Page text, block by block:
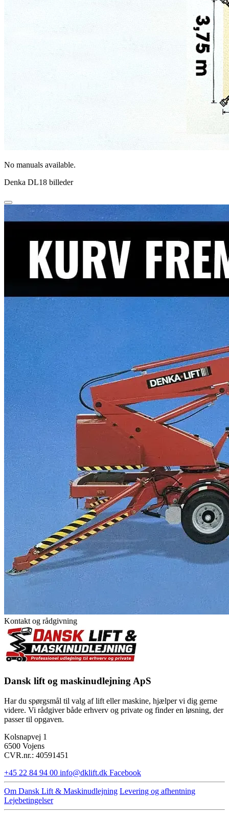
No manuals available.
Denka DL18 billeder
Kontakt og rådgivning
Dansk lift og maskinudlejning ApS
Har du spørgsmål til valg af lift eller maskine, hjælper vi dig gerne
videre. Vi rådgiver både erhverv og private og finder en løsning, der
passer til opgaven.
Kolsnapvej 1
6500 Vojens
CVR.nr.: 40591451
+45 22 84 94 00 info@dklift.dk Facebook
Om Dansk Lift & Maskinudlejning Levering og afhentning
Lejebetingelser